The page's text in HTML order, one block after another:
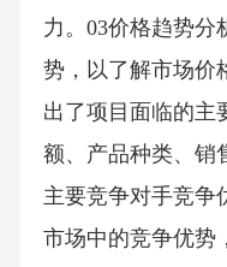
力。03价格趋势分
势，以了解市场价
出了项目面临的主
额、产品种类、销
主要竞争对手竞争
市场中的竞争优势